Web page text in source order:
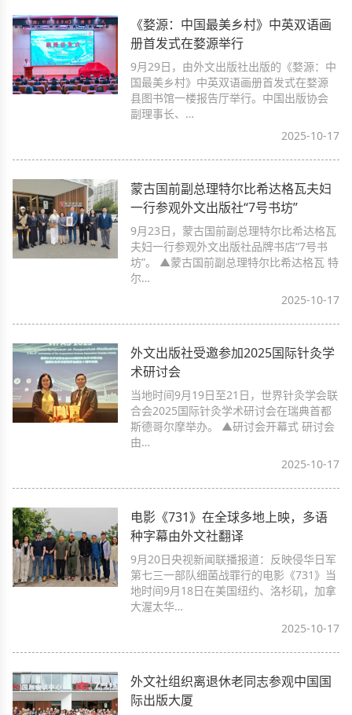
《婺源：中国最美乡村》中英双语画
册首发式在婺源举行
9月29日，由外文出版社出版的《婺源：中
国最美乡村》中英双语画册首发式在婺源
县图书馆一楼报告厅举行。中国出版协会
副理事长、…
2025-10-17
蒙古国前副总理特尔比希达格瓦夫妇
一行参观外文出版社“7号书坊”
9月23日，蒙古国前副总理特尔比希达格瓦
夫妇一行参观外文出版社品牌书店“7号书
坊”。 ▲蒙古国前副总理特尔比希达格瓦 特
尔…
2025-10-17
外文出版社受邀参加2025国际针灸学
术研讨会
当地时间9月19日至21日，世界针灸学会联
合会2025国际针灸学术研讨会在瑞典首都
斯德哥尔摩举办。 ▲研讨会开幕式 研讨会
由…
2025-10-17
电影《731》在全球多地上映，多语
种字幕由外文社翻译
9月20日央视新闻联播报道：反映侵华日军
第七三一部队细菌战罪行的电影《731》当
地时间9月18日在美国纽约、洛杉矶，加拿
大渥太华…
2025-10-17
外文社组织离退休老同志参观中国国
际出版大厦